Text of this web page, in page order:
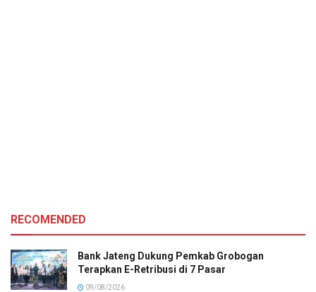
RECOMENDED
Bank Jateng Dukung Pemkab Grobogan
Terapkan E-Retribusi di 7 Pasar
09/08/2026